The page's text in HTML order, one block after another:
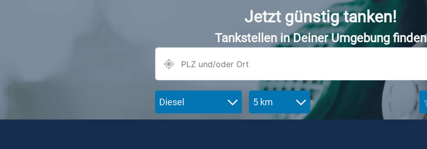
Jetzt günstig tanken!
Tankstellen in Deiner Umgebung finden
Diesel 5 km